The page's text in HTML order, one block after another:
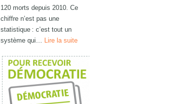
120 morts depuis 2010. Ce
chiffre n’est pas une
statistique : c’est tout un
système qui… Lire la suite